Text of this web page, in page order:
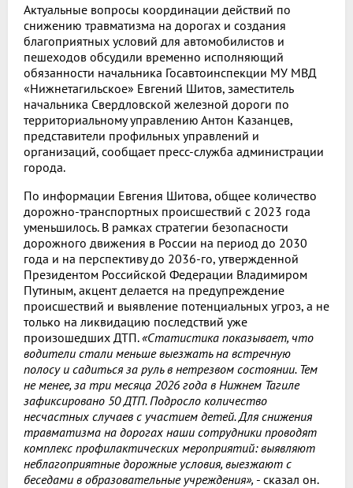
Актуальные вопросы координации действий по
снижению травматизма на дорогах и создания
благоприятных условий для автомобилистов и
пешеходов обсудили временно исполняющий
обязанности начальника Госавтоинспекции МУ МВД
«Нижнетагильское» Евгений Шитов, заместитель
начальника Свердловской железной дороги по
территориальному управлению Антон Казанцев,
представители профильных управлений и
организаций, сообщает пресс-служба администрации
города.
По информации Евгения Шитова, общее количество
дорожно-транспортных происшествий с 2023 года
уменьшилось. В рамках стратегии безопасности
дорожного движения в России на период до 2030
года и на перспективу до 2036-го, утвержденной
Президентом Российской Федерации Владимиром
Путиным, акцент делается на предупреждение
происшествий и выявление потенциальных угроз, а не
только на ликвидацию последствий уже
произошедших ДТП.«Статистика показывает, что
водители стали меньше выезжать на встречную
полосу и садиться за руль в нетрезвом состоянии. Тем
не менее, за три месяца 2026 года в Нижнем Тагиле
зафиксировано 50 ДТП. Подросло количество
несчастных случаев с участием детей. Для снижения
травматизма на дорогах наши сотрудники проводят
комплекс профилактических мероприятий: выявляют
неблагоприятные дорожные условия, выезжают с
беседами в образовательные учреждения», - сказал он.